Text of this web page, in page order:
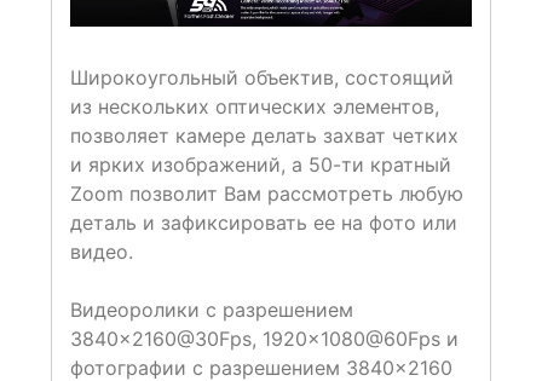
Широкоугольный объектив, состоящий
из нескольких оптических элементов,
позволяет камере делать захват четких
и ярких изображений, а 50-ти кратный
Zoom позволит Вам рассмотреть любую
деталь и зафиксировать ее на фото или
видео.
Видеоролики с разрешением
3840×2160@30Fps, 1920×1080@60Fps и
фотографии с разрешением 3840×2160